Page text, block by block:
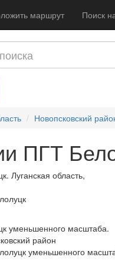
маршрут Поиск
Новопсковский
ПГТ
уменьшенного